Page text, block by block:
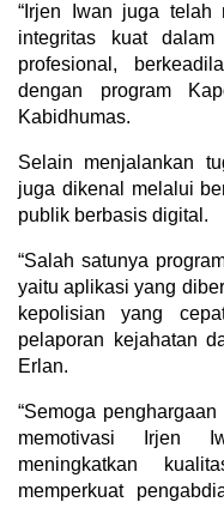
“Irjen Iwan juga telah
integritas kuat dalam
profesional,
dengan program
Kabidhumas.
Selain menjalankan
juga dikenal melalui
publik berbasis digital.
“Salah satunya
yaitu aplikasi yang
kepolisian yang
pelaporan kejahatan
Erlan.
“Semoga
memotivasi Irjen
meningkatkan
memperkuat